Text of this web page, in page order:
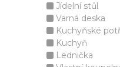
Jídelní stůl
Varná deska
Kuchyňské
Kuchyň
Lednička